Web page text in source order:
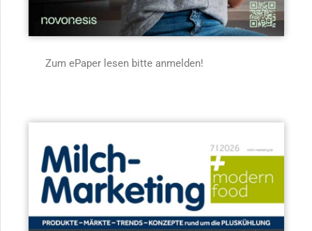
Zum ePaper lesen bitte anmelden!